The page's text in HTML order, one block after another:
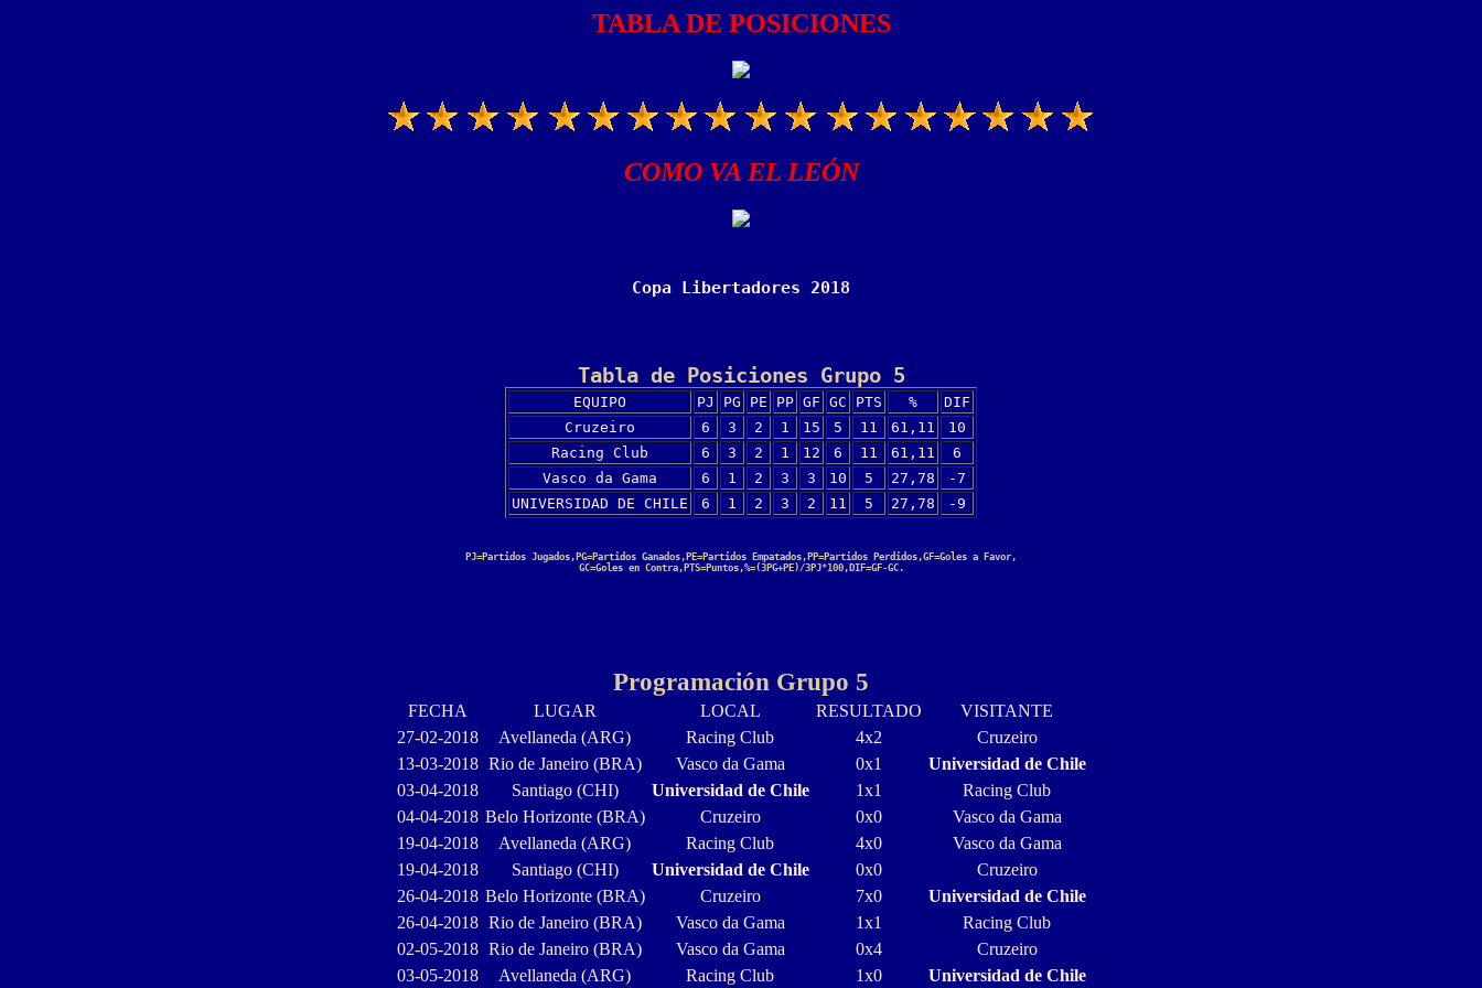
TABLA DE POSICIONES
COMO VA EL LEÓN
Copa Libertadores 2018
Tabla de Posiciones Grupo 5
EQUIPO PJ PG PE PP GF GC PTS %
DIF
Cruzeiro
6 3 2 1 15 5 11 61,11
10
Racing Club
6 3 2 1 12 6 11 61,11
6
Vasco da Gama
6 1 2 3 3 10 5 27,78
-7
UNIVERSIDAD DE CHILE
6 1 2 3 2 11 5 27,78 -9
PJ=Partidos Jugados,PG=Partidos Ganados,PE=Partidos Empatados,PP=Partidos Perdidos,GF=Goles a Favor,
GC=Goles en Contra,PTS=Puntos,%=(3PG+PE)/3PJ*100,DIF=GF-GC.
Programación Grupo 5
FECHA LUGAR LOCAL RESULTADO
VISITANTE
27-02-2018
Avellaneda (ARG) Racing Club 4x2
Cruzeiro
13-03-2018 Rio de Janeiro (BRA) Vasco da Gama 0x1
Universidad de Chile
03-04-2018
Santiago (CHI) Universidad de Chile 1x1
Racing Club
04-04-2018 Belo Horizonte (BRA) Cruzeiro 0x0
Vasco da Gama
19-04-2018
Avellaneda (ARG) Racing Club 4x0
Vasco da Gama
19-04-2018
Santiago (CHI) Universidad de Chile 0x0
Cruzeiro
26-04-2018 Belo Horizonte (BRA) Cruzeiro 7x0
Universidad de Chile
26-04-2018 Rio de Janeiro (BRA) Vasco da Gama 1x1
Racing Club
02-05-2018 Rio de Janeiro (BRA) Vasco da Gama 0x4
Cruzeiro
03-05-2018
Avellaneda (ARG) Racing Club 1x0 Universidad de Chile